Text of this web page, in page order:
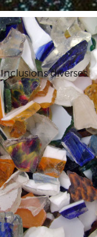
Inclusions diverses